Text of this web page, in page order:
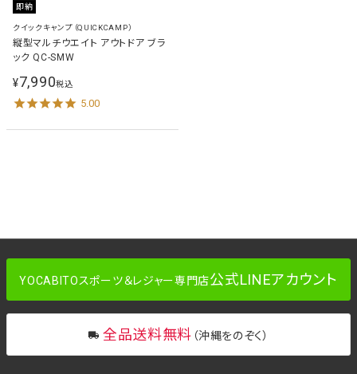
即納
クイックキャンプ（QUICKCAMP）
縦型マルチウエイト アウトドア ブラ
ック QC-SMW
¥7,990税込
5.00
YOCABITOスポーツ＆レジャー専門店公式LINEアカウント
全品送料無料 （沖縄をのぞく）